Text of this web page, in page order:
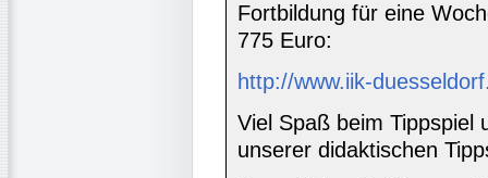
Fortbildung für eine
775 Euro:
http://www.iik-
Viel Spaß beim Tippspiel
unserer didaktischen